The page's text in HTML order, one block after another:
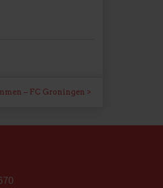
– FC Groningen